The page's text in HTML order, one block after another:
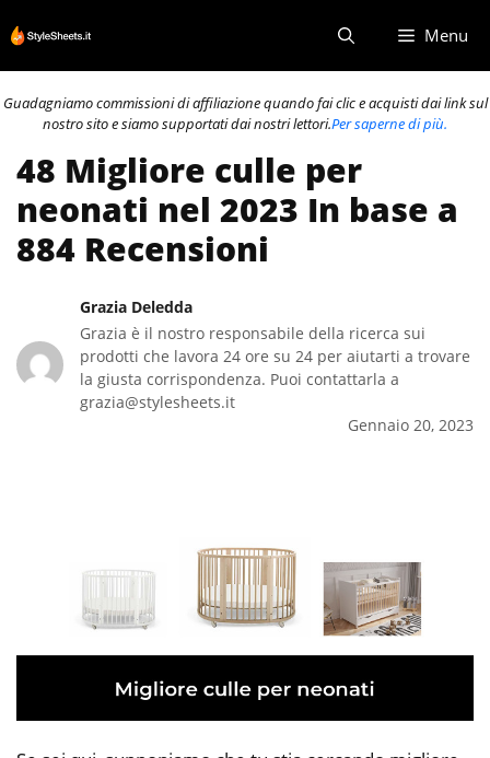
al
contenuto
Menu
Guadagniamo commissioni di affiliazione quando fai clic e acquisti dai link sul
nostro sito e siamo supportati dai nostri lettori.Per saperne di più.
48 Migliore culle per
neonati nel 2023 In base a
884 Recensioni
Grazia Deledda
Grazia è il nostro responsabile della ricerca sui
prodotti che lavora 24 ore su 24 per aiutarti a trovare
la giusta corrispondenza. Puoi contattarla a
grazia@stylesheets.it
Gennaio 20, 2023